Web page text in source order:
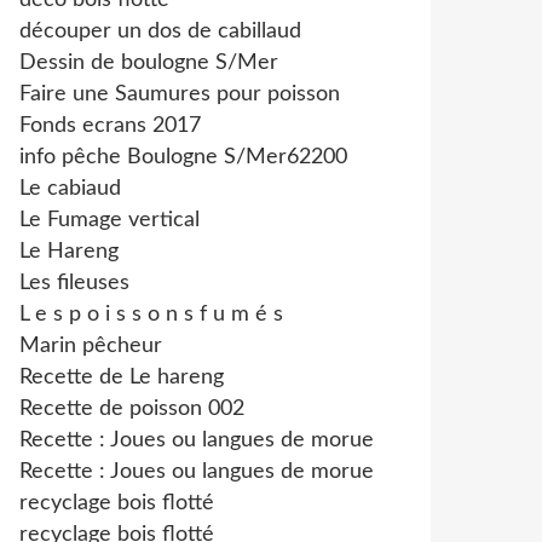
découper un dos de cabillaud
Dessin de boulogne S/Mer
Faire une Saumures pour poisson
Fonds ecrans 2017
info pêche Boulogne S/Mer62200
Le cabiaud
Le Fumage vertical
Le Hareng
Les fileuses
L e s p o i s s o n s f u m é s
Marin pêcheur
Recette de Le hareng
Recette de poisson 002
Recette : Joues ou langues de morue
Recette : Joues ou langues de morue
recyclage bois flotté
recyclage bois flotté